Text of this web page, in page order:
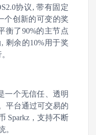
协议, 带有固定
个创新的可变的奖
衡了90%的主节点
剩余的10%用于奖
一个无信任、透明
平台通过可交易的
Sparkz，支持不断
。